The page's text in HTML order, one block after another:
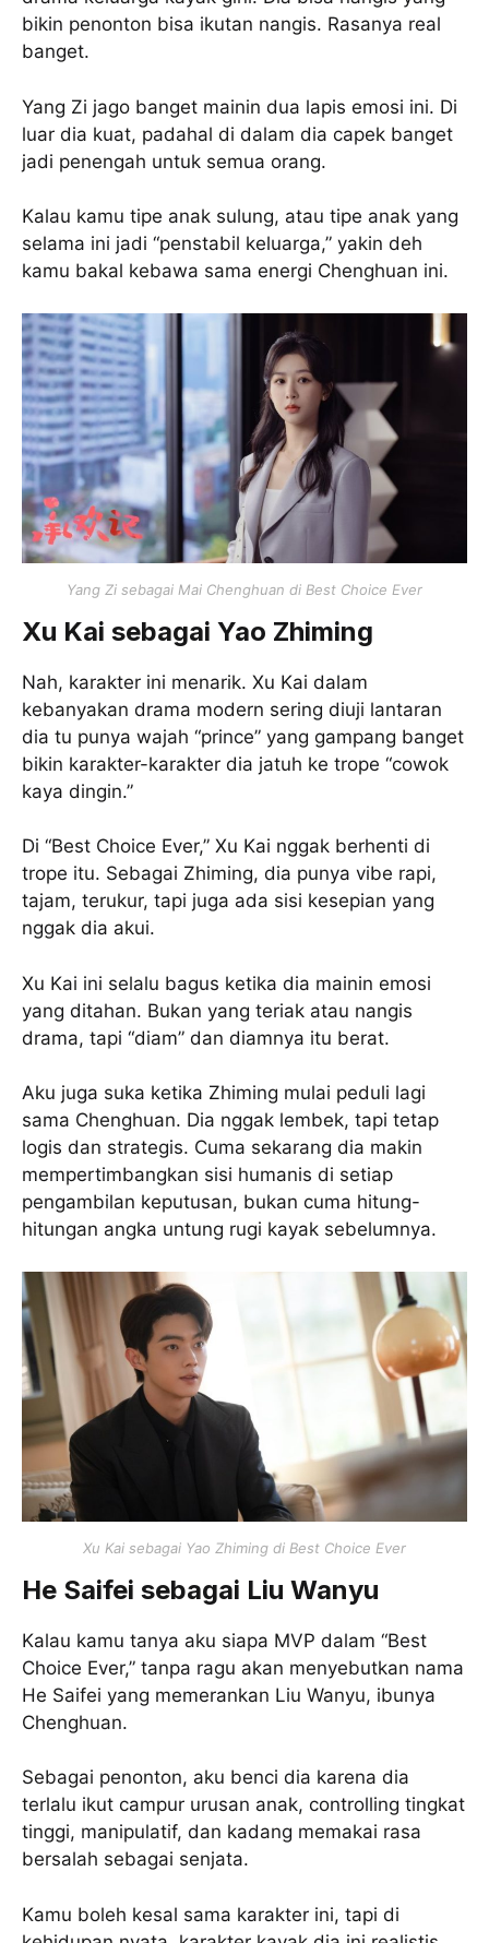
bikin penonton bisa ikutan nangis. Rasanya real
banget.
Yang Zi jago banget mainin dua lapis emosi ini. Di
luar dia kuat, padahal di dalam dia capek banget
jadi penengah untuk semua orang.
Kalau kamu tipe anak sulung, atau tipe anak yang
selama ini jadi “penstabil keluarga,” yakin deh
kamu bakal kebawa sama energi Chenghuan ini.
Yang Zi sebagai Mai Chenghuan di Best Choice Ever
Xu Kai sebagai Yao Zhiming
Nah, karakter ini menarik. Xu Kai dalam
kebanyakan drama modern sering diuji lantaran
dia tu punya wajah “prince” yang gampang banget
bikin karakter-karakter dia jatuh ke trope “cowok
kaya dingin.”
Di “Best Choice Ever,” Xu Kai nggak berhenti di
trope itu. Sebagai Zhiming, dia punya vibe rapi,
tajam, terukur, tapi juga ada sisi kesepian yang
nggak dia akui.
Xu Kai ini selalu bagus ketika dia mainin emosi
yang ditahan. Bukan yang teriak atau nangis
drama, tapi “diam” dan diamnya itu berat.
Aku juga suka ketika Zhiming mulai peduli lagi
sama Chenghuan. Dia nggak lembek, tapi tetap
logis dan strategis. Cuma sekarang dia makin
mempertimbangkan sisi humanis di setiap
pengambilan keputusan, bukan cuma hitung-
hitungan angka untung rugi kayak sebelumnya.
Xu Kai sebagai Yao Zhiming di Best Choice Ever
He Saifei sebagai Liu Wanyu
Kalau kamu tanya aku siapa MVP dalam “Best
Choice Ever,” tanpa ragu akan menyebutkan nama
He Saifei yang memerankan Liu Wanyu, ibunya
Chenghuan.
Sebagai penonton, aku benci dia karena dia
terlalu ikut campur urusan anak, controlling tingkat
tinggi, manipulatif, dan kadang memakai rasa
bersalah sebagai senjata.
Kamu boleh kesal sama karakter ini, tapi di